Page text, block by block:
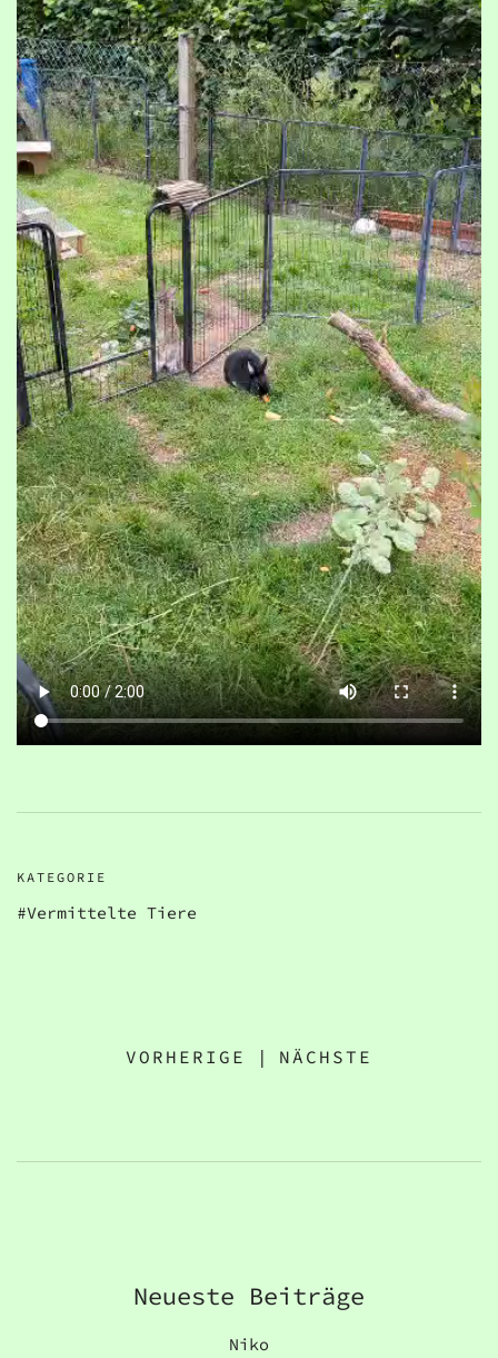
KATEGORIE
Vermittelte Tiere
VORHERIGE | NÄCHSTE
Neueste Beiträge
Niko